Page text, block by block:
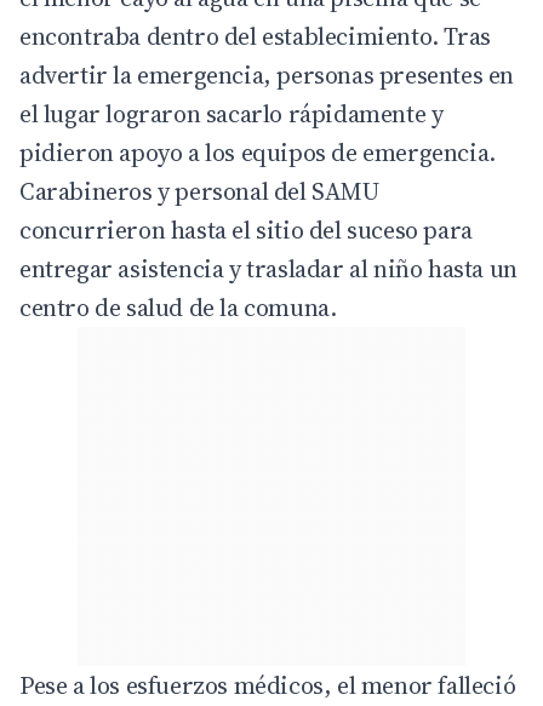
encontraba dentro del establecimiento. Tras
advertir la emergencia, personas presentes en
el lugar lograron sacarlo rápidamente y
pidieron apoyo a los equipos de emergencia.
Carabineros y personal del SAMU
concurrieron hasta el sitio del suceso para
entregar asistencia y trasladar al niño hasta un
centro de salud de la comuna.
Pese a los esfuerzos médicos, el menor falleció